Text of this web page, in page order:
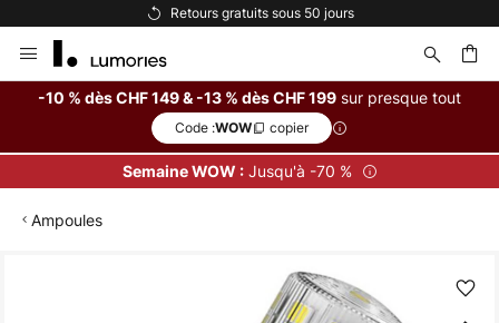
Retours gratuits sous 50 jours
Allez
au
contenu
-10 % dès CHF 149 & -13 % dès CHF 199 sur presque tout
Code :WOW copier
Semaine WOW :Jusqu'à -70 %
Ampoules